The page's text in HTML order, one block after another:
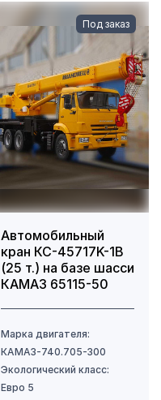
Под заказ
Автомобильный
кран КС-45717K-1В
(25 т.) на базе шасси
КАМАЗ 65115-50